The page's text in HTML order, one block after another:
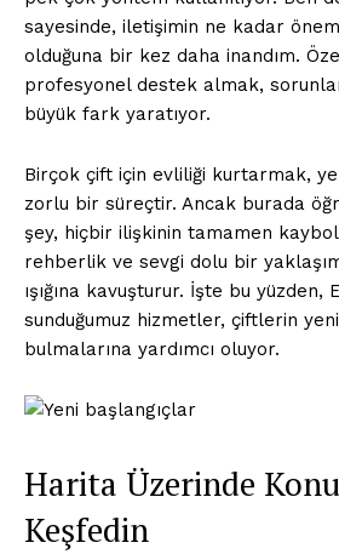
sayesinde, iletişimin ne kadar
olduğuna bir kez daha inandım.
profesyonel destek almak,
büyük fark yaratıyor.
Birçok çift için evliliği kurtarmak,
zorlu bir süreçtir. Ancak burada
şey, hiçbir ilişkinin tamamen
rehberlik ve sevgi dolu bir
ışığına kavuşturur. İşte bu yüzden,
sunduğumuz hizmetler, çiftlerin
bulmalarına yardımcı oluyor.
Harita Üzerinde
Keşfedin